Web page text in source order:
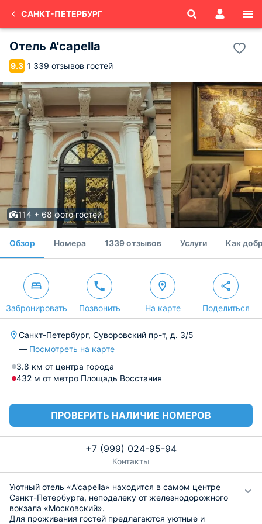
САНКТ-ПЕТЕРБУРГ
Отель A'capella
9.3 1 339 отзывов гостей
114 + 68 фото гостей
Обзор Номера 1339 отзывов Услуги Как
Забронировать Позвонить На карте Поделиться
Санкт-Петербург, Суворовский пр-т, д. 3/5
— Посмотреть на карте
3.8 км от центра города
432 м от метро Площадь Восстания
ПРОВЕРИТЬ НАЛИЧИЕ НОМЕРОВ
+7 (999) 024-95-94
Контакты
Уютный отель «A'capella» находится в самом центре
Санкт-Петербурга, неподалеку от железнодорожного
вокзала «Московский».
Для проживания гостей предлагаются уютные и